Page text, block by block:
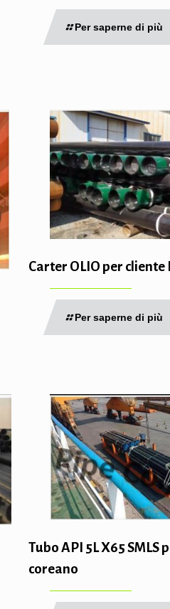
Per saperne di più
Carter OLIO per cliente
Per saperne di più
Tubo API 5L X65 SMLS
coreano